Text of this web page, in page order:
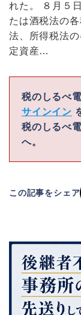
れた。 ８月５
たは酒税法の
法、所得税法
定資産…
税のしるべ
サインイン
税のしるべ
へ。
この記事をシェア